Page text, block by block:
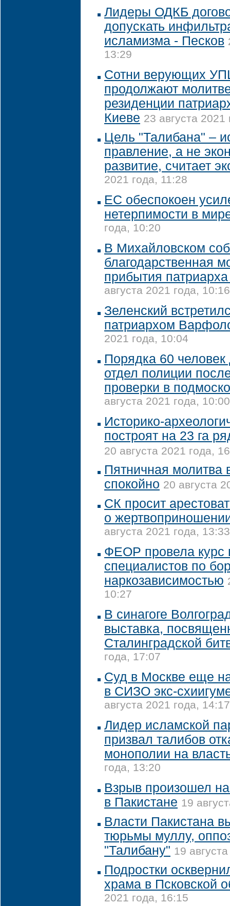
Лидеры ОДКБ
допускать
исламизма - Песков
13:29
Сотни верующих
продолжают
резиденции
Киеве 23 августа 2021
Цель "Талибана" –
правление, а не
развитие, считает
2021 года, 11:28
ЕС обеспокоен
нетерпимости в
года, 10:20
В Михайловском
благодарственная
прибытия
августа 2021 года, 10:16
Зеленский
патриархом
2021 года, 10:04
Порядка 60
отдел полиции
проверки в
августа 2021 года, 10:00
Историко-
построят на 23 га
20 августа 2021 года,
Пятничная молитва
спокойно 20 августа
СК просит
о
августа 2021 года, 13:33
ФЕОР провела курс
специалистов по
наркозависимостью
10:27
В синагоге
выставка,
Сталинградской
года, 17:07
Суд в Москве еще
в СИЗО экс-
августа 2021 года, 14:17
Лидер исламской
призвал талибов
монополии на
года, 13:20
Взрыв произошел
в Пакистане 19
Власти Пакистана
тюрьмы муллу,
"Талибану" 19
Подростки
храма в Псковской
2021 года, 16:15